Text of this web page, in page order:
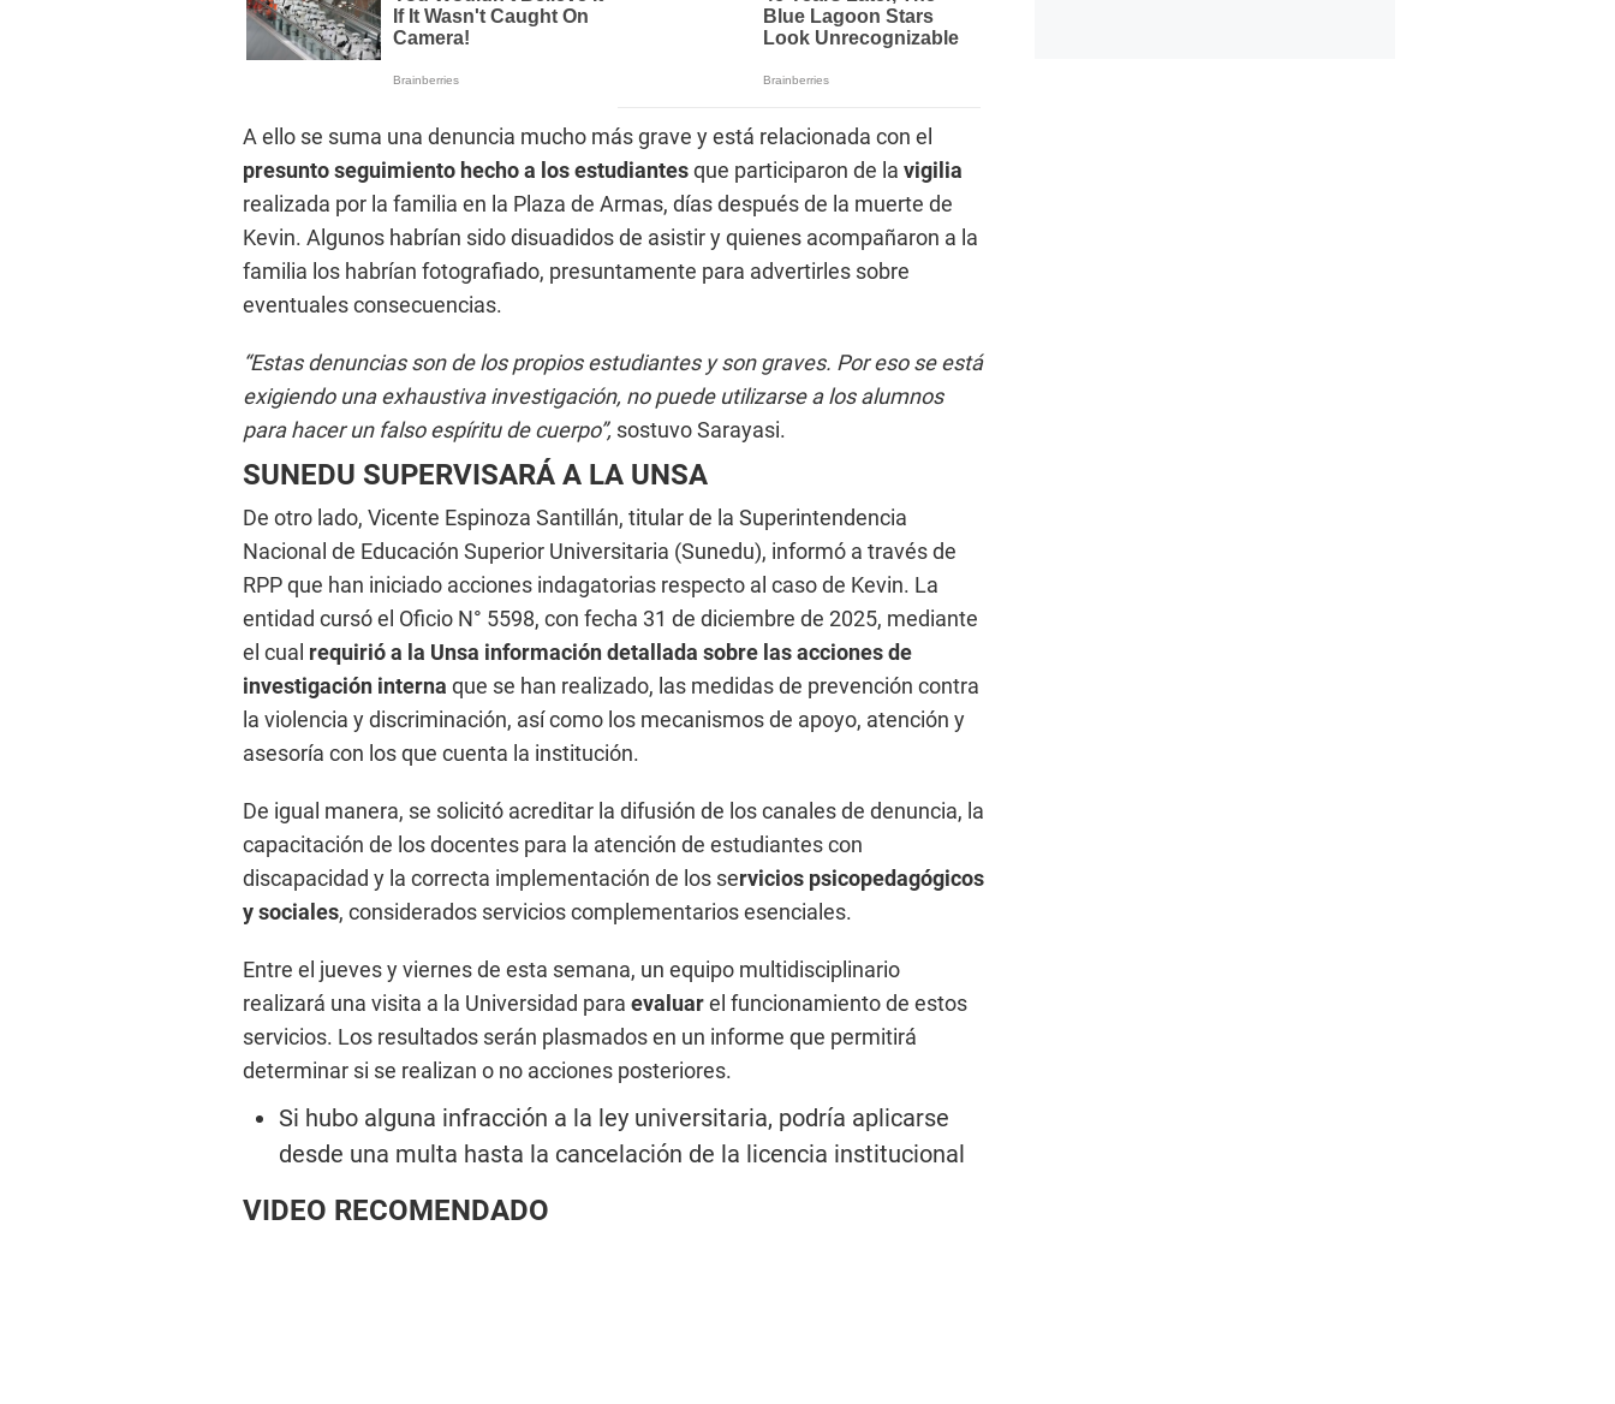
A ello se suma una denuncia mucho más grave y está relacionada con el
presunto seguimiento hecho a los estudiantesque participaron de la vigilia
realizada por la familia en la Plaza de Armas, días después de la muerte de
Kevin. Algunos habrían sido disuadidos de asistir y quienes acompañaron a la
familia los habrían fotografiado, presuntamente para advertirles sobre
eventuales consecuencias.
“Estas denuncias son de los propios estudiantes y son graves. Por eso se está
exigiendo una exhaustiva investigación, no puede utilizarse a los alumnos
para hacer un falso espíritu de cuerpo”, sostuvo Sarayasi.
SUNEDU SUPERVISARÁ A LA UNSA
De otro lado, Vicente Espinoza Santillán, titular de la Superintendencia
Nacional de Educación Superior Universitaria (Sunedu), informó a través de
RPP que han iniciado acciones indagatorias respecto al caso de Kevin. La
entidad cursó el Oficio N° 5598, con fecha 31 de diciembre de 2025, mediante
el cual requirió a la Unsa información detallada sobre las acciones de
investigación interna que se han realizado, las medidas de prevención contra
la violencia y discriminación, así como los mecanismos de apoyo, atención y
asesoría con los que cuenta la institución.
De igual manera, se solicitó acreditar la difusión de los canales de denuncia, la
capacitación de los docentes para la atención de estudiantes con
discapacidad y la correcta implementación de los servicios psicopedagógicos
y sociales, considerados servicios complementarios esenciales.
Entre el jueves y viernes de esta semana, un equipo multidisciplinario
realizará una visita a la Universidad para evaluarel funcionamiento de estos
servicios. Los resultados serán plasmados en un informe que permitirá
determinar si se realizan o no acciones posteriores.
Si hubo alguna infracción a la ley universitaria, podría aplicarse
desde una multa hasta la cancelación de la licencia institucional
VIDEO RECOMENDADO